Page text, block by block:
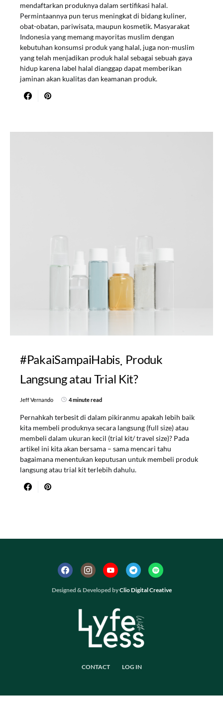
mendaftarkan produknya dalam sertifikasi halal.
Permintaannya pun terus meningkat di bidang kuliner,
obat-obatan, pariwisata, maupun kosmetik. Masyarakat
Indonesia yang memang mayoritas muslim dengan
kebutuhan konsumsi produk yang halal, juga non-muslim
yang telah menjadikan produk halal sebagai sebuah gaya
hidup karena label halal dianggap dapat memberikan
jaminan akan kualitas dan keamanan produk.
#PakaiSampaiHabis Produk
Langsung atau Trial Kit?
Jeff Vernando 4 minute read
Pernahkah terbesit di dalam pikiranmu apakah lebih baik
kita membeli produknya secara langsung (full size) atau
membeli dalam ukuran kecil (trial kit/ travel size)? Pada
artikel ini kita akan bersama – sama mencari tahu
bagaimana menentukan keputusan untuk membeli produk
langsung atau trial kit terlebih dahulu.
Designed & Developed byClio Digital Creative
CONTACT LOG IN